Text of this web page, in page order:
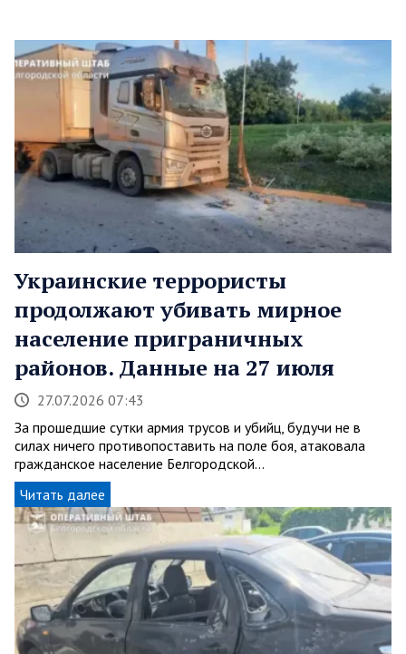
Украинские террористы
продолжают убивать мирное
население приграничных
районов. Данные на 27 июля
27.07.2026 07:43
За прошедшие сутки армия трусов и убийц, будучи не в
силах ничего противопоставить на поле боя, атаковала
гражданское население Белгородской…
Читать далее